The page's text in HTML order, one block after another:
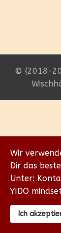
© {2018-
Wir
Dir das
Unter:
YIDO
Ich